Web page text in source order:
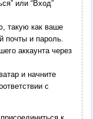
или “Вход”
такую как ваше
почты и пароль.
аккаунта через
и начните
с